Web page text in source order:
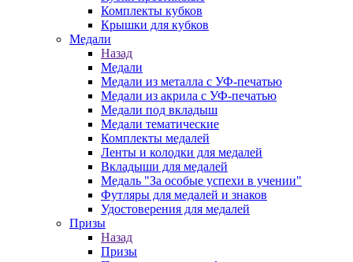
Комплекты кубков
Крышки для кубков
Медали
Назад
Медали
Медали из металла с УФ-печатью
Медали из акрила с УФ-печатью
Медали под вкладыш
Медали тематические
Комплекты медалей
Ленты и колодки для медалей
Вкладыши для медалей
Медаль "За особые успехи в учении"
Футляры для медалей и знаков
Удостоверения для медалей
Призы
Назад
Призы